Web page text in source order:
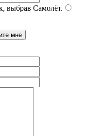
выбрав Самолёт.